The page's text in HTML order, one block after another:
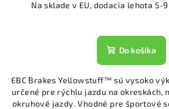
Na sklade v EU, dodacia lehota 5-
Do košíka
EBC Brakes Yellowstuff™ sú vysoko
určené pre rýchlu jazdu na okreskách,
okruhové jazdy. Vhodné pre športové